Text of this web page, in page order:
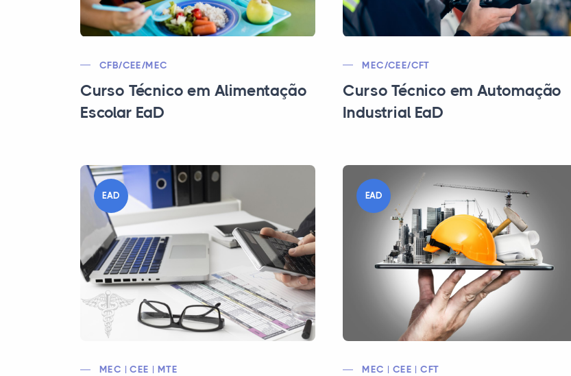
CFB/CEE/MEC
Curso Técnico em Alimentação
Escolar EaD
MEC/CEE/CFT
Curso Técnico em Automação
Industrial EaD
EAD
MEC | CEE | MTE
EAD
MEC | CEE | CFT